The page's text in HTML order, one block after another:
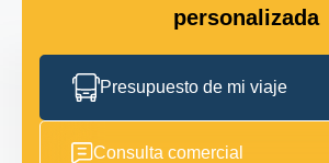
personalizada
Presupuesto de mi viaje
Consulta comercial